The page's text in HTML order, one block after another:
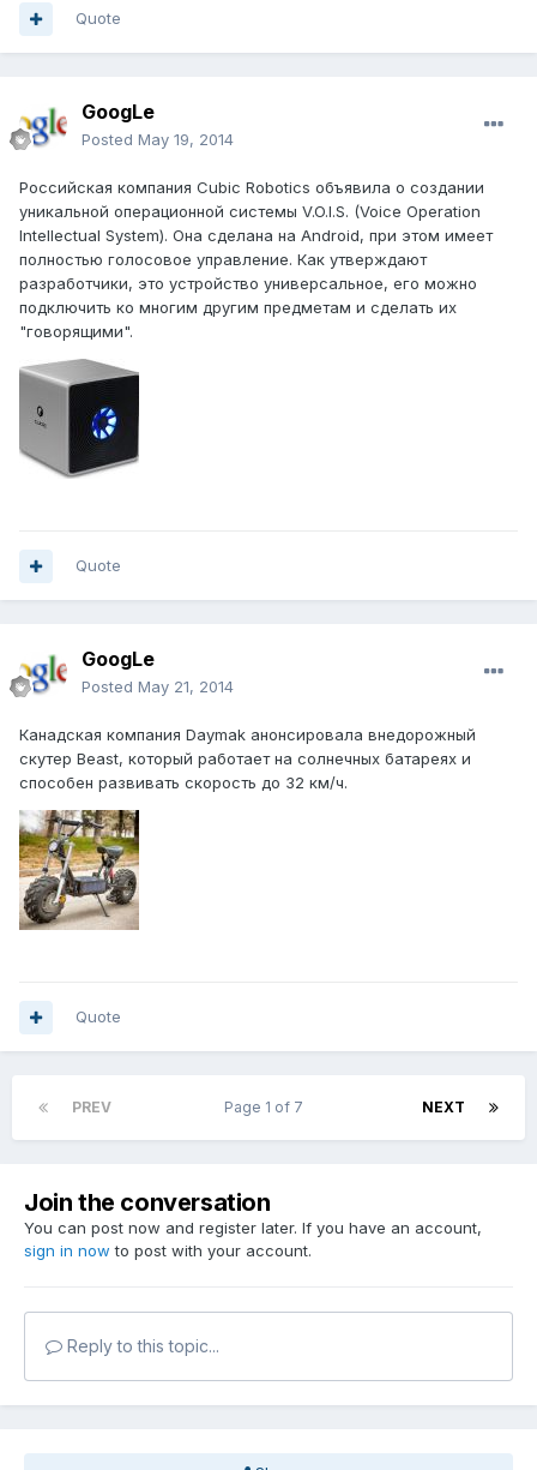
Quote
GoogLe
Posted May 19, 2014
Российская компания Cubic Robotics объявила о создании
уникальной операционной системы V.O.I.S. (Voice Operation
Intellectual System). Она сделана на Android, при этом имеет
полностью голосовое управление. Как утверждают
разработчики, это устройство универсальное, его можно
подключить ко многим другим предметам и сделать их
"говорящими".
Quote
GoogLe
Posted May 21, 2014
Канадская компания Daymak анонсировала внедорожный
скутер Beast, который работает на солнечных батареях и
способен развивать скорость до 32 км/ч.
Quote
PREV NEXT
Page 1 of 7
Join the conversation
You can post now and register later. If you have an account,
sign in now to post with your account.
Reply to this topic...